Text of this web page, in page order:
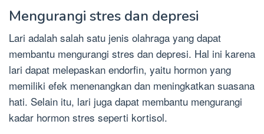
Mengurangi stres dan depresi
Lari adalah salah satu jenis olahraga yang dapat
membantu mengurangi stres dan depresi. Hal ini karena
lari dapat melepaskan endorfin, yaitu hormon yang
memiliki efek menenangkan dan meningkatkan suasana
hati. Selain itu, lari juga dapat membantu mengurangi
kadar hormon stres seperti kortisol.